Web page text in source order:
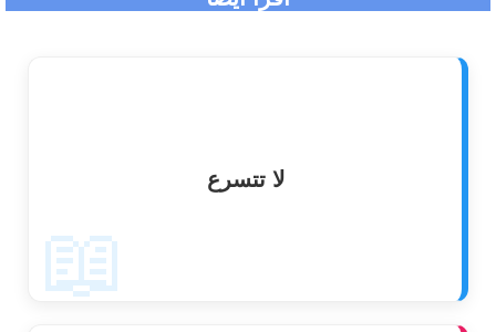
لا تتسرع
📖